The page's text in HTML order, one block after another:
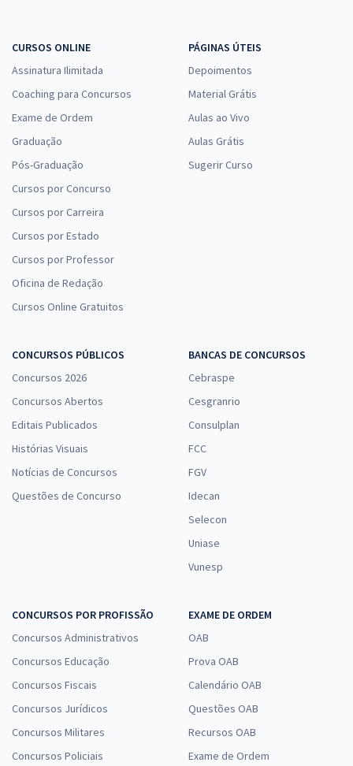
CURSOS ONLINE
Assinatura Ilimitada
Coaching para Concursos
Exame de Ordem
Graduação
Pós-Graduação
Cursos por Concurso
Cursos por Carreira
Cursos por Estado
Cursos por Professor
Oficina de Redação
Cursos Online Gratuitos
PÁGINAS ÚTEIS
Depoimentos
Material Grátis
Aulas ao Vivo
Aulas Grátis
Sugerir Curso
CONCURSOS PÚBLICOS
Concursos 2026
Concursos Abertos
Editais Publicados
Histórias Visuais
Notícias de Concursos
Questões de Concurso
BANCAS DE CONCURSOS
Cebraspe
Cesgranrio
Consulplan
FCC
FGV
Idecan
Selecon
Uniase
Vunesp
CONCURSOS POR PROFISSÃO
Concursos Administrativos
Concursos Educação
Concursos Fiscais
Concursos Jurídicos
Concursos Militares
Concursos Policiais
EXAME DE ORDEM
OAB
Prova OAB
Calendário OAB
Questões OAB
Recursos OAB
Exame de Ordem